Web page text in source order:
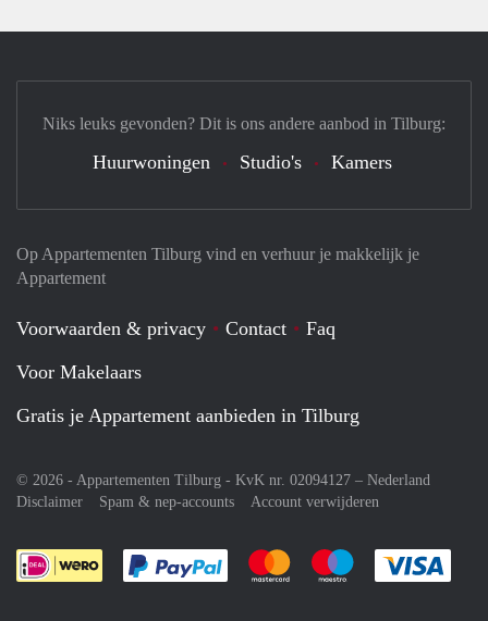
Op Appartementen Tilburg vind en verhuur je makkelijk je
Appartement
Voorwaarden & privacy Contact
Faq
Voor Makelaars
Gratis je Appartement aanbieden in Tilburg
© 2026 - Appartementen Tilburg - KvK nr. 02094127 – Nederland
Disclaimer
Spam & nep-accounts Account verwijderen
Je rekent gemakkelijk af met Paypal
Je rekent gemakkelijk af met
Je rekent
Niks leuks gevonden? Dit is ons andere aanbod in Tilburg:
Huurwoningen Studio's Kamers